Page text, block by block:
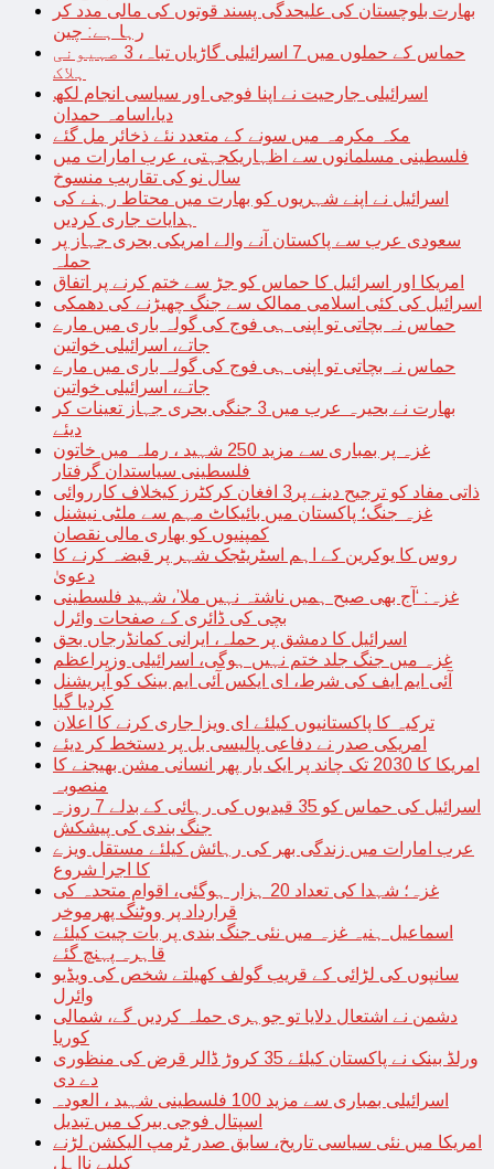
بھارت بلوچستان کی علیحدگی پسند قوتوں کی مالی مدد کر
رہا ہے: چین
حماس کے حملوں میں 7 اسرائیلی گاڑیاں تباہ، 3 صہیونی
ہلاک
اسرائیلی جارحیت نے اپنا فوجی اور سیاسی انجام لکھ
دیا،اسامہ حمدان
مکہ مکرمہ میں سونے کے متعدد نئے ذخائر مل گئے
فلسطینی مسلمانوں سے اظہاریکجہتی، عرب امارات میں
سال نو کی تقاریب منسوخ
اسرائیل نے اپنے شہریوں کو بھارت میں محتاط رہنے کی
ہدایات جاری کردیں
سعودی عرب سے پاکستان آنے والے امریکی بحری جہاز پر
حملہ
امریکا اور اسرائیل کا حماس کو جڑ سے ختم کرنے پر اتفاق
اسرائیل کی کئی اسلامی ممالک سے جنگ چھیڑنے کی دھمکی
حماس نہ بچاتی تو اپنی ہی فوج کی گولہ باری میں مارے
جاتے، اسرائیلی خواتین
حماس نہ بچاتی تو اپنی ہی فوج کی گولہ باری میں مارے
جاتے، اسرائیلی خواتین
بھارت نے بحیرہ عرب میں 3 جنگی بحری جہاز تعینات کر
دیئے
غزہ پر بمباری سے مزید 250 شہید ، رملہ میں خاتون
فلسطینی سیاستدان گرفتار
ذاتی مفاد کو ترجیح دینے پر3 افغان کرکٹرز کیخلاف کارروائی
غزہ جنگ؛ پاکستان میں بائیکاٹ مہم سے ملٹی نیشنل
کمپنیوں کو بھاری مالی نقصان
روس کا یوکرین کے اہم اسٹریٹجک شہر پر قبضہ کرنے کا
دعویٰ
غزہ: ‘آج بھی صبح ہمیں ناشتہ نہیں ملا’، شہید فلسطینی
بچی کی ڈائری کے صفحات وائرل
اسرائیل کا دمشق پر حملہ، ایرانی کمانڈرجاں بحق
غزہ میں جنگ جلد ختم نہیں ہوگی، اسرائیلی وزیراعظم
آئی ایم ایف کی شرط، ای ایکس آئی ایم بینک کو آپریشنل
کردیا گیا
ترکیہ کا پاکستانیوں کیلئے ای ویزا جاری کرنے کا اعلان
امریکی صدر نے دفاعی پالیسی بل پر دستخط کر دیئے
امریکا کا 2030 تک چاند پر ایک بار پھر انسانی مشن بھیجنے کا
منصوبہ
اسرائیل کی حماس کو 35 قیدیوں کی رہائی کے بدلے 7 روزہ
جنگ بندی کی پیشکش
عرب امارات میں زندگی بھر کی رہائش کیلئے مستقل ویزے
کا اجرا شروع
غزہ؛ شہدا کی تعداد 20 ہزار ہوگئی، اقوام متحدہ کی
قرارداد پر ووٹنگ پھرموخر
اسماعیل ہنیہ غزہ میں نئی جنگ بندی پر بات چیت کیلئے
قاہرہ پہنچ گئے
سانپوں کی لڑائی کے قریب گولف کھیلتے شخص کی ویڈیو
وائرل
دشمن نے اشتعال دلایا تو جوہری حملہ کردیں گے، شمالی
کوریا
ورلڈ بینک نے پاکستان کیلئے 35 کروڑ ڈالر قرض کی منظوری
دے دی
اسرائیلی بمباری سے مزید 100 فلسطینی شہید ، العودہ
اسپتال فوجی بیرک میں تبدیل
امریکا میں نئی سیاسی تاریخ، سابق صدر ٹرمپ الیکشن لڑنے
کیلیے نااہل